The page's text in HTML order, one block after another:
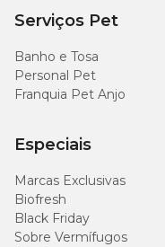
Serviços Pet
Banho e Tosa
Personal Pet
Franquia Pet Anjo
Especiais
Marcas Exclusivas
Biofresh
Black Friday
Sobre Vermífugos